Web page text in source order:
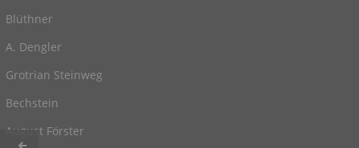
Blüthner
A. Dengler
Grotrian Steinweg
Bechstein
August Förster